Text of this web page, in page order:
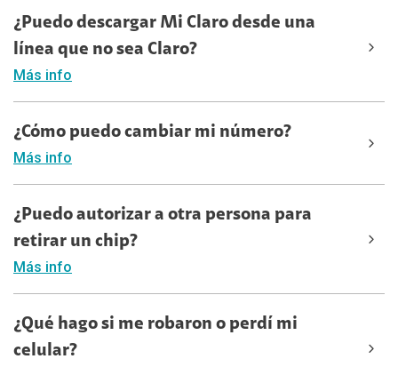
¿Puedo descargar Mi Claro desde una
línea que no sea Claro?
Más info
¿Cómo puedo cambiar mi número?
Más info
¿Puedo autorizar a otra persona para
retirar un chip?
Más info
¿Qué hago si me robaron o perdí mi
celular?